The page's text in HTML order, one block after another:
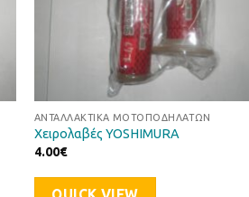
ΑΝΤΑΛΛΑΚΤΙΚΆ ΜΟΤΟΠΟΔΗΛΆΤΩΝ
Χειρολαβές YOSHIMURA
4.00€